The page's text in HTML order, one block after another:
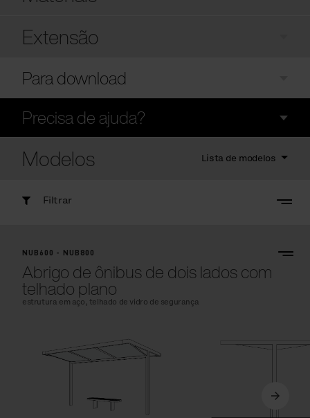
Extensão
Para download
Precisa de ajuda?
Modelos Lista de modelos
Filtrar
NUB600 - NUB800
Abrigo de ônibus de dois lados com
telhado plano
estrutura em aço, telhado de vidro de segurança